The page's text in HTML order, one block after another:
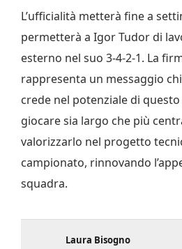
L’ufficialità metterà fine a
permetterà a Igor Tudor di
esterno nel suo 3‑4‑2‑1. La
rappresenta un messaggio
crede nel potenziale di
giocare sia largo che più
valorizzarlo nel progetto
campionato, rinnovando
squadra.
Laura Bisogno